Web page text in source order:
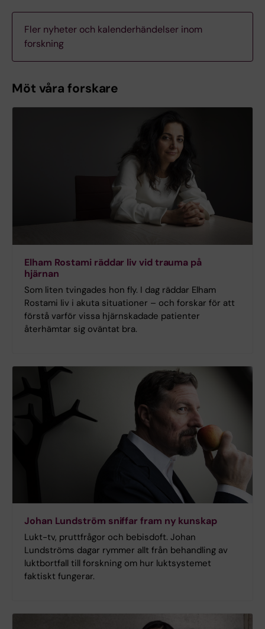
Fler nyheter och kalenderhändelser inom
forskning
Möt våra forskare
Elham Rostami räddar liv vid trauma på
hjärnan
Som liten tvingades hon fly. I dag räddar Elham
Rostami liv i akuta situationer – och forskar för att
förstå varför vissa hjärnskadade patienter
återhämtar sig oväntat bra.
Johan Lundström sniffar fram ny kunskap
Lukt-tv, pruttfrågor och bebisdoft. Johan
Lundströms dagar rymmer allt från behandling av
luktbortfall till forskning om hur luktsystemet
faktiskt fungerar.